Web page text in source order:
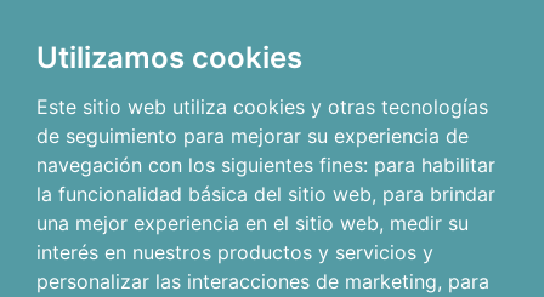
Utilizamos cookies
Este sitio web utiliza cookies y otras tecnologías
de seguimiento para mejorar su experiencia de
navegación con los siguientes fines: para habilitar
la funcionalidad básica del sitio web, para brindar
una mejor experiencia en el sitio web, medir su
interés en nuestros productos y servicios y
personalizar las interacciones de marketing, para